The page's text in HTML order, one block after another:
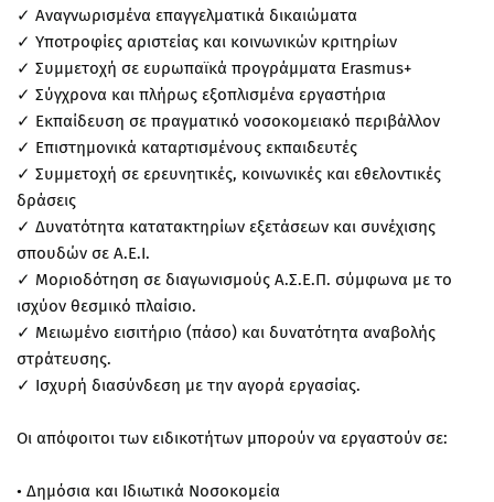
✓ Αναγνωρισμένα επαγγελματικά δικαιώματα
✓ Υποτροφίες αριστείας και κοινωνικών κριτηρίων
✓ Συμμετοχή σε ευρωπαϊκά προγράμματα Erasmus+
✓ Σύγχρονα και πλήρως εξοπλισμένα εργαστήρια
✓ Εκπαίδευση σε πραγματικό νοσοκομειακό περιβάλλον
✓ Επιστημονικά καταρτισμένους εκπαιδευτές
✓ Συμμετοχή σε ερευνητικές, κοινωνικές και εθελοντικές
δράσεις
✓ Δυνατότητα κατατακτηρίων εξετάσεων και συνέχισης
σπουδών σε Α.Ε.Ι.
✓ Μοριοδότηση σε διαγωνισμούς Α.Σ.Ε.Π. σύμφωνα με το
ισχύον θεσμικό πλαίσιο.
✓ Μειωμένο εισιτήριο (πάσο) και δυνατότητα αναβολής
στράτευσης.
✓ Ισχυρή διασύνδεση με την αγορά εργασίας.
Οι απόφοιτοι των ειδικοτήτων μπορούν να εργαστούν σε:
• Δημόσια και Ιδιωτικά Νοσοκομεία